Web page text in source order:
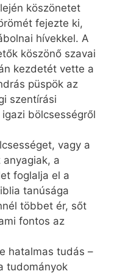
köszönetet
fejezte ki,
hívekkel. A
köszönő szavai
kezdetét vette a
püspök az
szentírási
bölcsességről
vagy a
a
foglalja el a
tanúsága
többet ér, sőt
fontos az
hatalmas tudás –
tudományok